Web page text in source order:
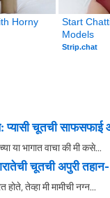
Horny
Start
Models
Strip.chat
प्यासी चूतची
या भागात वाचा की मी कसे...
चूतची अपुरी
होते, तेव्हा मी मामीची नग्न...